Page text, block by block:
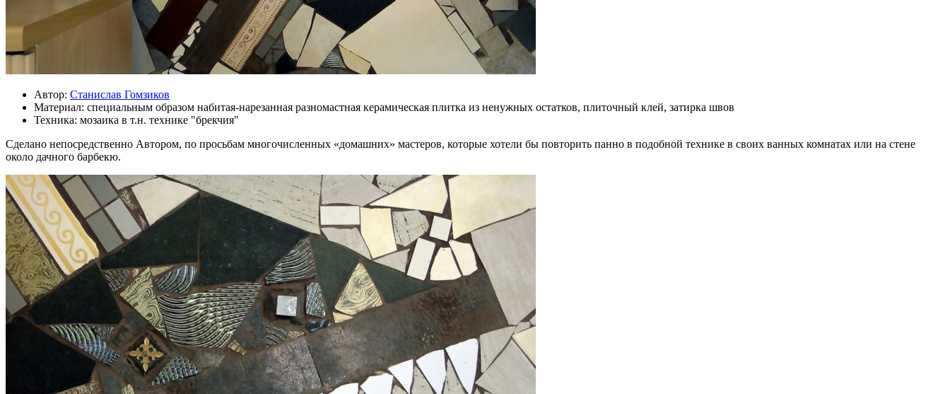
Автор: Станислав Гомзиков
Материал: специальным образом набитая-нарезанная разномастная керамическая плитка из ненужных остатков, плиточный клей, затирка швов
Техника: мозаика в т.н. технике "брекчия"
Cделано непосредственно Автором, по просьбам многочисленных «домашних» мастеров, которые хотели бы повторить панно в подобной технике в своих ванных комнатах или на стене
около дачного барбекю.